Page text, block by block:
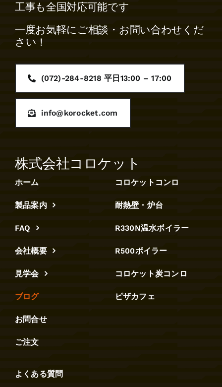
工事も全国対応可能です
一度お気軽にご相談・お問い合わせくだ
さい！
(072)-284-8218 平日13:00 – 17:00
info@korocket.com
株式会社コロケット
ホーム
製品案内
FAQ
会社概要
見学会
ブログ
お問合せ
ご注文
コロケットコンロ
耐熱壁・炉台
R330N温水ボイラー
R500ボイラー
コロケット炭コンロ
ピザカフェ
よくある質問